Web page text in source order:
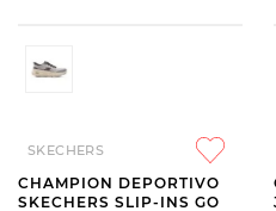
SKECHERS
CHAMPION DEPORTIVO
SKECHERS SLIP-INS GO